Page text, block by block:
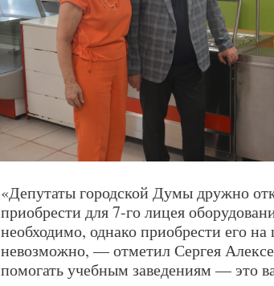
«Депутаты городской Думы дружно
приобрести для 7-го лицея
необходимо, однако приобрести его
невозможно, — отметил Сергея
помогать учебным заведениям — это